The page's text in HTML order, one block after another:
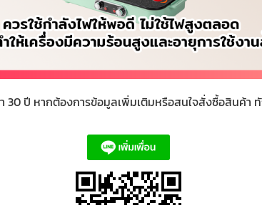
ากต้องการข้อมูลเพิ่มเติมหรือสนใจสั่งซื้อสินค้า ทั